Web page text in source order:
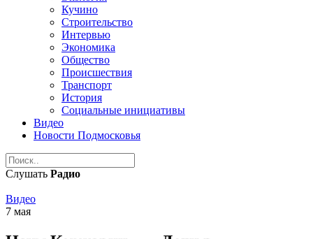
Кучино
Строительство
Интервью
Экономика
Общество
Происшествия
Транспорт
История
Социальные инициативы
Видео
Новости Подмосковья
Слушать Радио
Видео
7 мая